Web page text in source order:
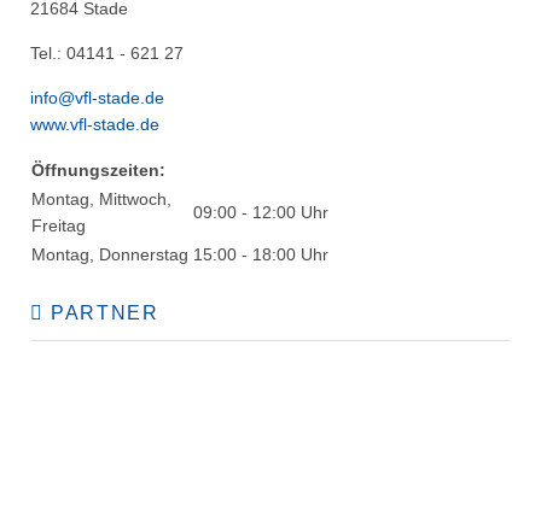
21684 Stade
Tel.: 04141 - 621 27
info@vfl-stade.de
www.vfl-stade.de
Öffnungszeiten:
Montag, Mittwoch,
Freitag
09:00 - 12:00 Uhr
Montag, Donnerstag 15:00 - 18:00 Uhr
PARTNER